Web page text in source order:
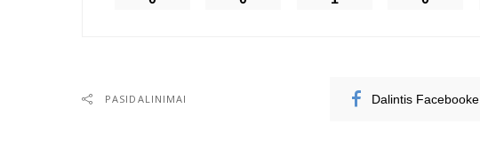
PASIDALINIMAI Dalintis Facebooke